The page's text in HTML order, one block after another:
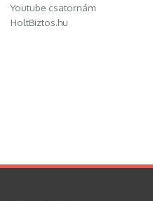
Youtube csatornám
HoltBiztos.hu